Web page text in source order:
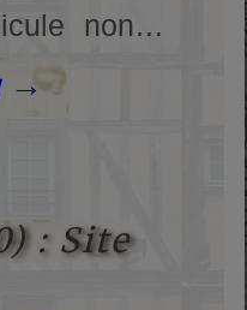
non…
→
: Site